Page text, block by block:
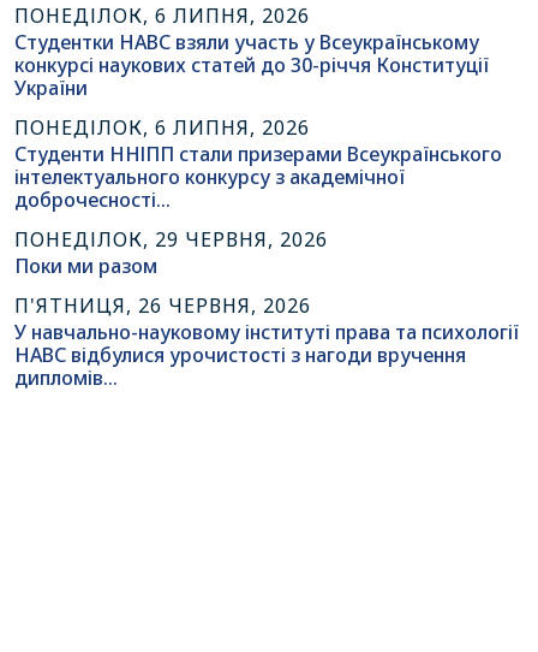
ПОНЕДІЛОК, 6 ЛИПНЯ, 2026
Студентки НАВС взяли участь у Всеукраїнському
конкурсі наукових статей до 30-річчя Конституції
України
ПОНЕДІЛОК, 6 ЛИПНЯ, 2026
Студенти ННІПП стали призерами Всеукраїнського
інтелектуального конкурсу з академічної
доброчесності…
ПОНЕДІЛОК, 29 ЧЕРВНЯ, 2026
Поки ми разом
П'ЯТНИЦЯ, 26 ЧЕРВНЯ, 2026
У навчально-науковому інституті права та психології
НАВС відбулися урочистості з нагоди вручення
дипломів…